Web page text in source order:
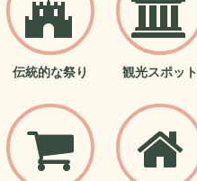
伝統的な祭り 観光スポット